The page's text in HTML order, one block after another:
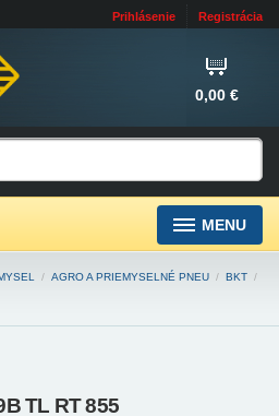
Prihlásenie Registrácia
0,00 €
MENU
/ AGRO A PRIEMYSELNÉ PNEU / BKT /
TL RT 855